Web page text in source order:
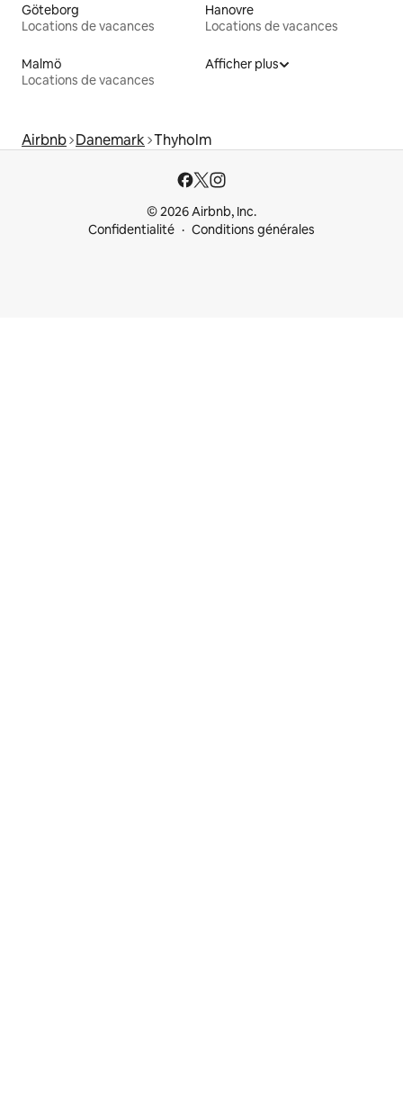
Göteborg
Locations de vacances
Hanovre
Locations de vacances
Malmö
Locations de vacances
Afficher plus
Airbnb Danemark Thyholm
© 2026 Airbnb, Inc.
Confidentialité
Conditions générales